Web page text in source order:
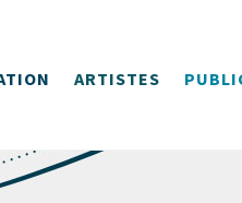
ARTISTES